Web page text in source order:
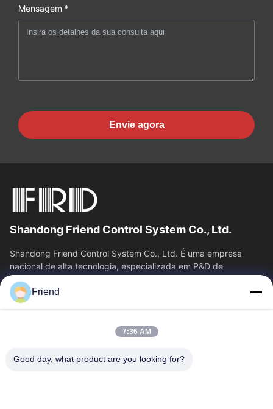
Mensagem *
Envie agora
Shandong Friend Control System Co., Ltd.
Shandong Friend Control System Co., Ltd. É uma empresa
nacional de alta tecnologia, especializada em P&D de
instrumentação, fabricação e...
Relações Rápidas
Quem Somos
Fábrica
Controle De Qualidade
Friend
7:36 AM
Good day, what product are you looking for?